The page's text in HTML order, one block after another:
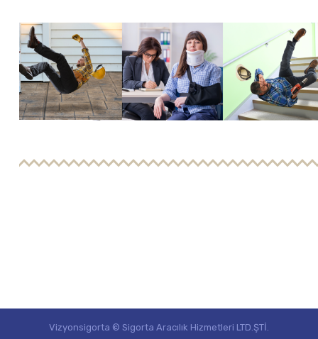
Vizyonsigorta © Sigorta Aracılık Hizmetleri LTD.ŞTİ.